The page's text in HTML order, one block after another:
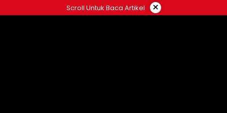
ke
Scroll Untuk Baca Artikel ×